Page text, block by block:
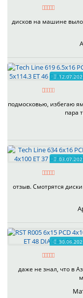
дисков на машине
подмосковью, избегаю
пара
отзыв. Смотрятся
даже не знал, что в